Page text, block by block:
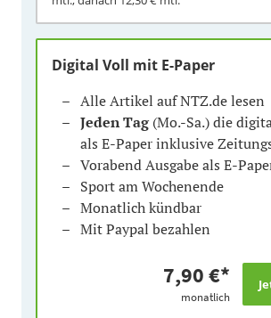
Digital Voll mit E-Paper
Alle Artikel auf NTZ.de lesen
Jeden Tag(Mo.-Sa.) die
als E-Paper inklusive
Vorabend Ausgabe als E-
Sport am Wochenende
Monatlich kündbar
Mit Paypal bezahlen
7,90 €*
monatlich